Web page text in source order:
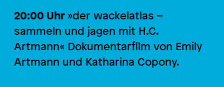
20:00 Uhr »der wackelatlas –
sammeln und jagen mit H.C.
Artmann« Dokumentarfilm von Emily
Artmann und Katharina Copony.